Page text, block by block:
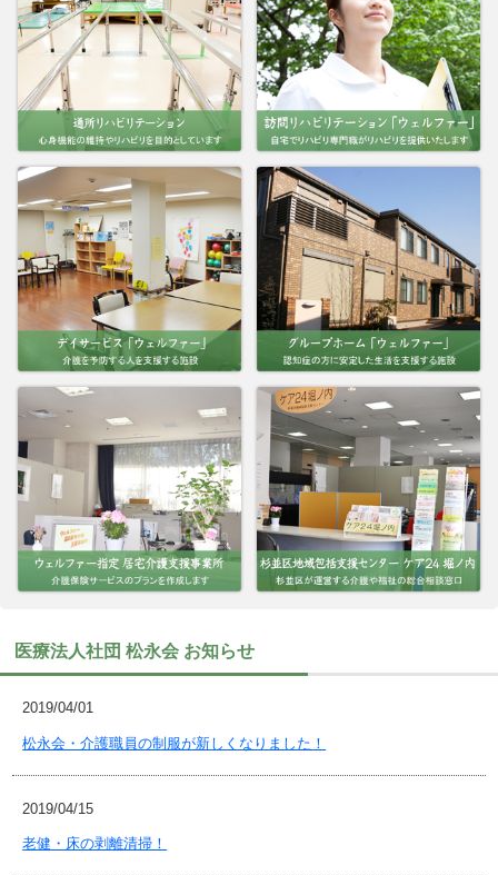
医療法人社団 松永会 お知らせ
2019/04/01
松永会・介護職員の制服が新しくなりました！
2019/04/15
老健・床の剥離清掃！